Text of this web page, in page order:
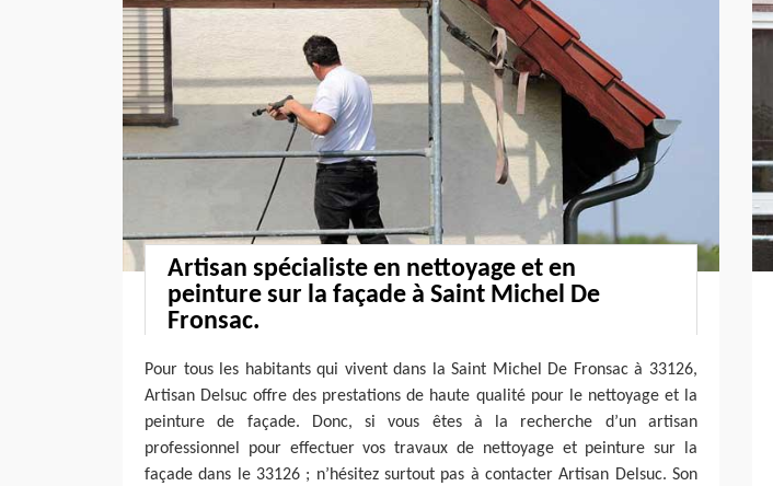
Artisan spécialiste en nettoyage et en
peinture sur la façade à Saint Michel De
Fronsac.
Pour tous les habitants qui vivent dans la Saint Michel De Fronsac à 33126,
Artisan Delsuc offre des prestations de haute qualité pour le nettoyage et la
peinture de façade. Donc, si vous êtes à la recherche d’un artisan
professionnel pour effectuer vos travaux de nettoyage et peinture sur la
façade dans le 33126 ; n’hésitez surtout pas à contacter Artisan Delsuc. Son